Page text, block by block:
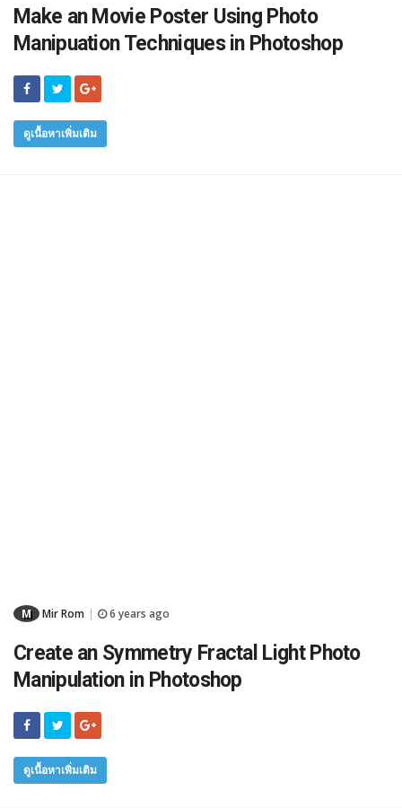
Make an Movie Poster Using Photo
Manipuation Techniques in Photoshop
ดูเนื้อหาเพิ่มเติม
M Mir Rom 6 years ago
Create an Symmetry Fractal Light Photo
Manipulation in Photoshop
ดูเนื้อหาเพิ่มเติม